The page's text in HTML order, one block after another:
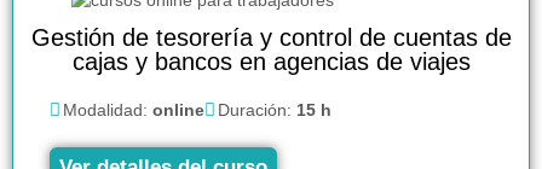
Gestión de tesorería y control de cuentas de
cajas y bancos en agencias de viajes
Modalidad: online Duración: 15 h